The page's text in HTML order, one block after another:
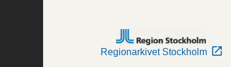
Regionarkivet Stockholm